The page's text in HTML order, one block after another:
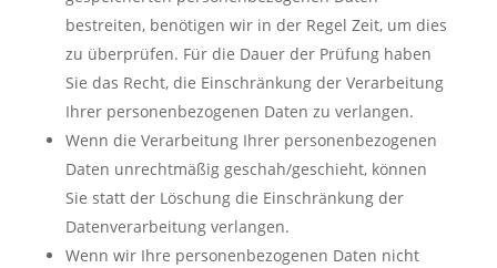
bestreiten, benötigen wir in der Regel Zeit, um dies
zu überprüfen. Für die Dauer der Prüfung haben
Sie das Recht, die Einschränkung der Verarbeitung
Ihrer personenbezogenen Daten zu verlangen.
Wenn die Verarbeitung Ihrer personenbezogenen
Daten unrechtmäßig geschah/geschieht, können
Sie statt der Löschung die Einschränkung der
Datenverarbeitung verlangen.
Wenn wir Ihre personenbezogenen Daten nicht